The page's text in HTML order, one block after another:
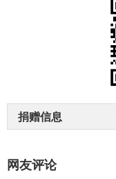
捐赠信息
网友评论